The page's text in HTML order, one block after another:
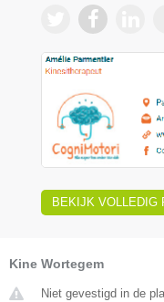
BEKIJK VOLLEDIG
Kine Wortegem
Niet gevestigd in de